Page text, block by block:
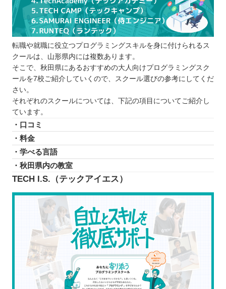
転職や就職に役立つプログラミングスキルを身に付けられるス
クールは、山形県内には複数あります。
そこで、秋田県にあるおすすめの大人向けプログラミングスク
ールを7校ご紹介していくので、スクール選びの参考にしてくだ
さい。
それぞれのスクールについては、下記の項目についてご紹介し
ています。
・口コミ
・料金
・学べる言語
・秋田県内の教室
TECH I.S.（テックアイエス）